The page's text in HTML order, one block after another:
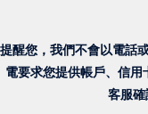
提醒您，我們不會以電話
電要求您提供帳戶、信
客服確